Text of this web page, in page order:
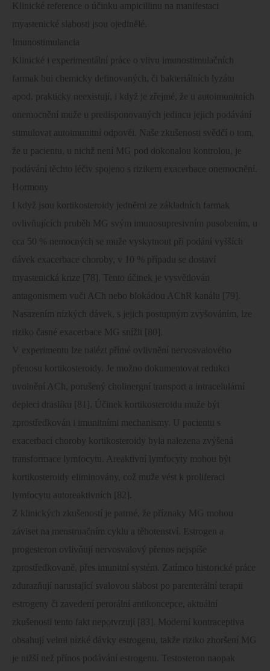
Klinické reference o účinku ampicillinu na manifestaci
myastenické slabosti jsou ojedinělé.
Imunostimulancia
Klinické i experimentální práce o vlivu imunostimulačních
farmak bui chemicky definovaných, či bakteriálních lyzátu
apod. prakticky neexistují, i když je zřejmé, že u autoimunitních
onemocnění muže u predisponovaných jedincu jejich podávání
stimulovat autoimunitní odpověi. Naše zkušenosti svědčí o tom,
že u pacientu, u nichž není MG pod dokonalou kontrolou, je
podávání těchto léčiv spojeno s rizikem exacerbace onemocnění.
Hormony
I když jsou kortikosteroidy jedněmi ze základních farmak
ovlivňujících pruběh MG svým imunosupresivním pusobením, u
cca 50 % nemocných se muže vyskytnout při podání vyšších
dávek exacerbace choroby, v 10 % případu se dostaví
myastenická krize [78]. Tento účinek je vysvětlován
antagonismem vuči ACh nebo blokádou AChR kanálu [79].
Nasazením nízkých dávek, s jejich postupným zvyšováním, lze
riziko časné exacerbace MG snížit [80].
V experimentu lze nalézt přímé ovlivnění nervosvalového
přenosu kortikosteroidy. Je možno dokumentovat redukci
uvolnění ACh, porušený cholinergní transport a intracelulární
depleci draslíku [81]. Účinek kortikosteroidu muže být
zprostředkován i imunitními mechanismy. U pacientu s
exacerbací choroby kortikosteroidy byla nalezena zvýšená
transformace lymfocytu. Areaktivní lymfocyty mohou být
kortikosteroidy eliminovány, což muže vést k proliferaci
lymfocytu autoreaktivních [82].
Z klinických zkušeností je patrné, že příznaky MG mohou
záviset na menstruačním cyklu a těhotenství. Estrogen a
progesteron ovlivňují nervosvalový přenos nejspíše
zprostředkovaně, přes imunitní systém. Zatímco historické práce
zdurazňují narustající svalovou slabost po parenterální terapii
estrogeny či zavedení perorální antikoncepce, aktuální
zkušenosti tento fakt nepotvrzují [83]. Moderní kontraceptiva
obsahují velmi nízké dávky estrogenu, takže riziko zhoršení MG
je nižší než přínos podávání estrogenu. Testosteron naopak